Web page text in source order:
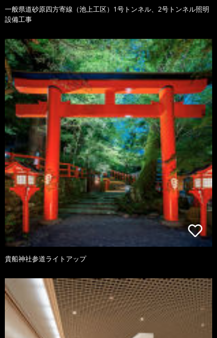
一般県道砂原四方寄線（池上工区）1号トンネル、2号トンネル照明
設備工事
貴船神社参道ライトアップ